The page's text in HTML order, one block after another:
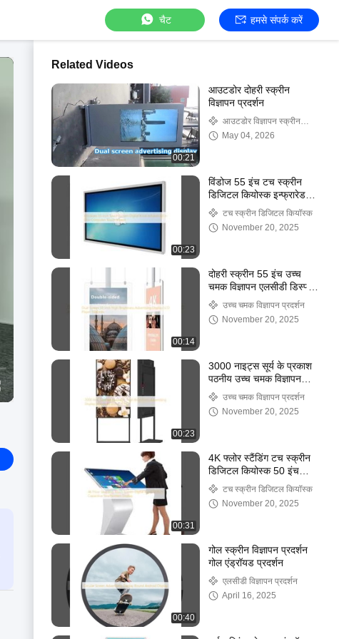
चैट हमसे संपर्क करें
Related Videos
00:21
आउटडोर दोहरी स्क्रीन
विज्ञापन प्रदर्शन
आउटडोर विज्ञापन स्क्रीन
डिस्प्लेMay 04, 2026
00:23
विंडोज 55 इंच टच स्क्रीन
डिजिटल कियोस्क इन्फ्रारेड
ऑल इन वन कंप्यूटर टच
स्क्रीन
टच स्क्रीन डिजिटल कियॉस्क
November 20, 2025
00:14
दोहरी स्क्रीन 55 इंच उच्च
चमक विज्ञापन एलसीडी डिस्प्ले
प्लेयर 1500 निट्स
उच्च चमक विज्ञापन प्रदर्शन
November 20, 2025
00:23
3000 नाइट्स सूर्य के प्रकाश
पठनीय उच्च चमक विज्ञापन
डिस्प्ले स्क्रीन 85 इंच पूर्ण HD
उच्च चमक विज्ञापन प्रदर्शन
November 20, 2025
00:31
4K फ्लोर स्टैंडिंग टच स्क्रीन
डिजिटल कियोस्क 50 इंच
कैपेसिटिव टचस्क्रीन डिस्प्ले
टच स्क्रीन डिजिटल कियॉस्क
November 20, 2025
00:40
गोल स्क्रीन विज्ञापन प्रदर्शन
गोल एंड्रॉयड प्रदर्शन
एलसीडी विज्ञापन प्रदर्शन
April 16, 2025